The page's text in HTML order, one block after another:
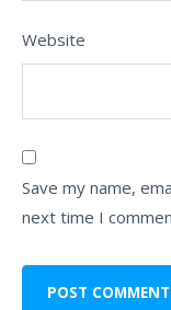
Website
Save my name,
next time I